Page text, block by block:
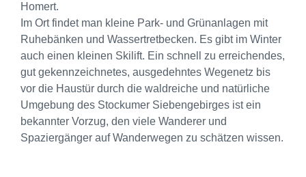
Homert.
Im Ort findet man kleine Park- und Grünanlagen mit
Ruhebänken und Wassertretbecken. Es gibt im Winter
auch einen kleinen Skilift. Ein schnell zu erreichendes,
gut gekennzeichnetes, ausgedehntes Wegenetz bis
vor die Haustür durch die waldreiche und natürliche
Umgebung des Stockumer Siebengebirges ist ein
bekannter Vorzug, den viele Wanderer und
Spaziergänger auf Wanderwegen zu schätzen wissen.